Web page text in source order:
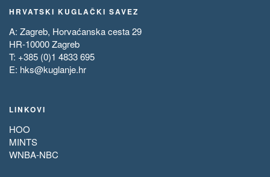
HRVATSKI KUGLAČKI SAVEZ
A: Zagreb, Horvaćanska cesta 29
HR-10000 Zagreb
T: +385 (0)1 4833 695
E: hks@kuglanje.hr
LINKOVI
HOO
MINTS
WNBA-NBC